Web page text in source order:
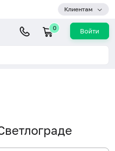
Клиентам
0 Войти